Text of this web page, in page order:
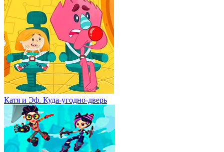
Катя и Эф. Куда-угодно-дверь